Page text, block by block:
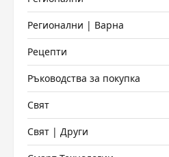
Регионални | Варна
Рецепти
Ръководства за покупка
Свят
Свят | Други